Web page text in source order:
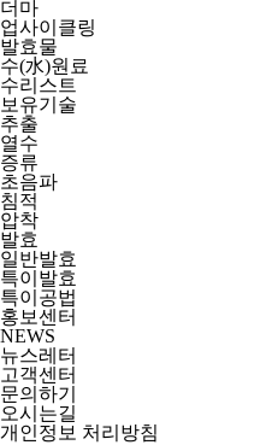
더마
업사이클링
발효물
수(水)원료
수리스트
보유기술
추출
열수
증류
초음파
침적
압착
발효
일반발효
특이발효
특이공법
홍보센터
NEWS
뉴스레터
고객센터
문의하기
오시는길
개인정보 처리방침